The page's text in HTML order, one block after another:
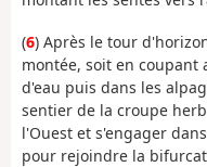
(6) Après le tour
montée, soit en coupant
d'eau puis dans les
sentier de la croupe
l'Ouest et s'engager
pour rejoindre la